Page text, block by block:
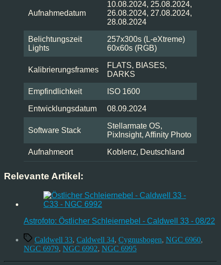
Aufnahmedatum
10.08.2024, 25.08.2024,
26.08.2024, 27.08.2024,
28.08.2024
Belichtungszeit
Lights
257x300s (L-eXtreme)
60x60s (RGB)
Kalibrierungsframes
FLATS, BIASES,
DARKS
Empfindlichkeit ISO 1600
Entwicklungsdatum 08.09.2024
Software Stack
Stellarmate OS,
PixInsight, Affinity Photo
Aufnahmeort Koblenz, Deutschland
Relevante Artikel:
Astrofoto: Östlicher Schleiernebel - Caldwell 33 - 08/22
Schlagwörter
Caldwell 33, Caldwell 34, Cygnusbogen, NGC 6960,
NGC 6979, NGC 6992, NGC 6995